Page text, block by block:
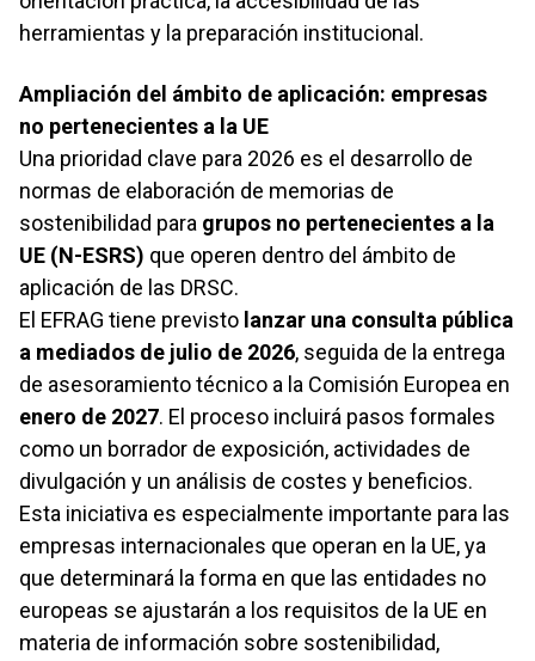
herramientas y la preparación institucional.
Ampliación del ámbito de aplicación: empresas
no pertenecientes a la UE
Una prioridad clave para 2026 es el desarrollo de
normas de elaboración de memorias de
sostenibilidad para grupos no pertenecientes a la
UE (N-ESRS) que operen dentro del ámbito de
aplicación de las DRSC.
El EFRAG tiene previsto lanzar una consulta pública
a mediados de julio de 2026, seguida de la entrega
de asesoramiento técnico a la Comisión Europea en
enero de 2027. El proceso incluirá pasos formales
como un borrador de exposición, actividades de
divulgación y un análisis de costes y beneficios.
Esta iniciativa es especialmente importante para las
empresas internacionales que operan en la UE, ya
que determinará la forma en que las entidades no
europeas se ajustarán a los requisitos de la UE en
materia de información sobre sostenibilidad,